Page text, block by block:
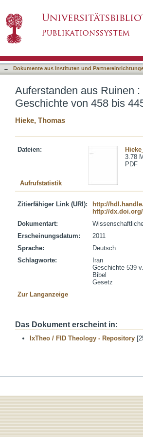
→ Dokumente aus Instituten und
Auferstanden aus Ruinen
Geschichte von 458 bis
Hieke, Thomas
Dateien:
3.78
PDF
Aufrufstatistik
Zitierfähiger Link (URI):
http://
http://
Dokumentart:
Erscheinungsdatum:
2011
Sprache:
Deutsch
Schlagworte:
Iran
Geschichte 539
Bibel
Gesetz
Zur Langanzeige
Das Dokument erscheint in:
IxTheo / FID Theology - Repository